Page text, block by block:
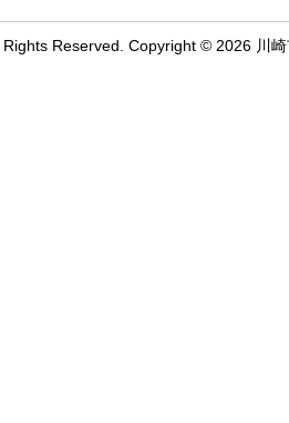
Rights Reserved. Copyright © 2026 川